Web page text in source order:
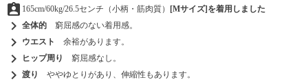
assignment_ind 165cm/60kg/26.5センチ（小柄・筋肉質） [Mサイズ]を着用しました
chevron_right 全体的 窮屈感のない着用感。
chevron_right ウエスト 余裕があります。
chevron_right ヒップ周り 窮屈感なし。
chevron_right 渡り ややゆとりがあり、伸縮性もあります。